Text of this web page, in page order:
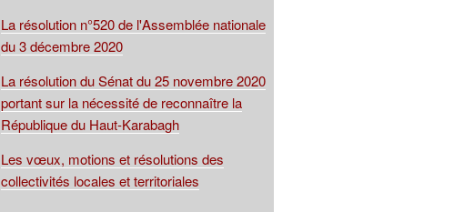
La résolution n°520 de l'Assemblée nationale
du 3 décembre 2020
La résolution du Sénat du 25 novembre 2020
portant sur la nécessité de reconnaître la
République du Haut-Karabagh
Les vœux, motions et résolutions des
collectivités locales et territoriales